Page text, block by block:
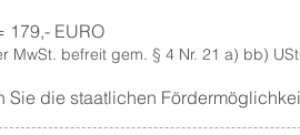
179,- EURO
MwSt. befreit gem. § 4 Nr. 21 a) bb)
Sie die staatlichen